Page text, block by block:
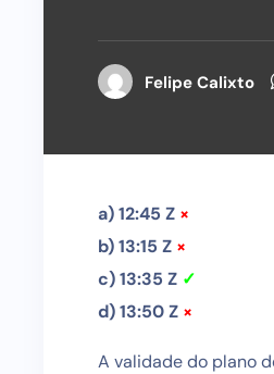
Felipe Calixto
a) 12:45 Z ×
b) 13:15 Z ×
c) 13:35 Z ✓
d) 13:50 Z ×
A validade do plano